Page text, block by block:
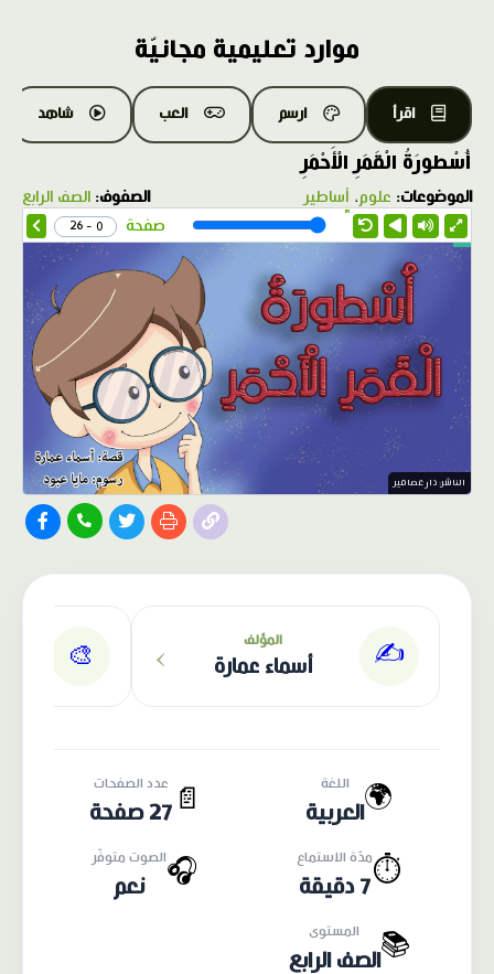
موارد تعليمية مجانيّة
اقرأ ارسم العب شاهد
أُسْطورَةُ الْقَمَرِ الْأَحْمَرِ
الموضوعات: علوم، أساطير الصفوف: الصف الرابع
1.0X
صفحة 0 - 26
الناشر: دار عصافير
✍️ المؤلف
أسماء عمارة ›
🎨
🌍 اللغة
العربية 📄
عدد الصفحات
27 صفحة
⏱️مدّة الاستماع
7 دقيقة
🎧الصوت متوفّر
نعم
📚 المستوى
الصف الرابع